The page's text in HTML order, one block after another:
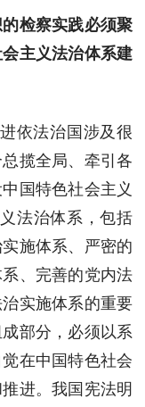
检察实践必须聚
主义法治体系建
依法治国涉及很
揽全局、牵引各
国特色社会主义
法治体系，包括
施体系、严密的
、完善的党内法
实施体系的重要
部分，必须以系
在中国特色社会
进。我国宪法明